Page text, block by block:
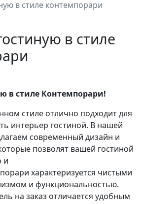
в стиле контемпорари
в стиле
в стиле Контемпорари!
стиле отлично подходит для
интерьер гостиной. В нашей
современный дизайн и
позволят вашей гостиной
и
характеризуется чистыми
и функциональностью.
на заказ отличается удобным